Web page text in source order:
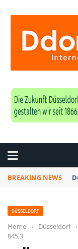
BREAKING NEWS
DÜSSELDORF
Home › Düsseldorf ›
845,3